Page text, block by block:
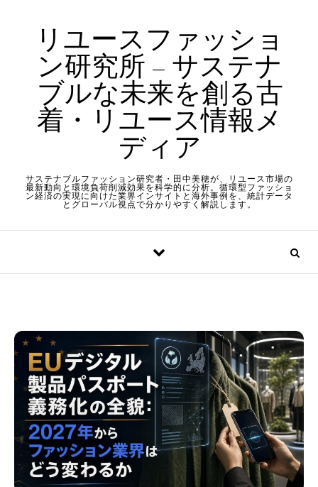
リユースファッショ
ン研究所 – サステナ
ブルな未来を創る古
着・リユース情報メ
ディア
サステナブルファッション研究者・田中美穂が、リユース市場の
最新動向と環境負荷削減効果を科学的に分析。循環型ファッショ
ン経済の実現に向けた業界インサイトと海外事例を、統計データ
とグローバル視点で分かりやすく解説します。